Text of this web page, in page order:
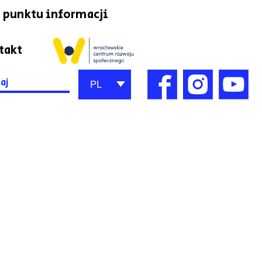
punktu informacji
PL